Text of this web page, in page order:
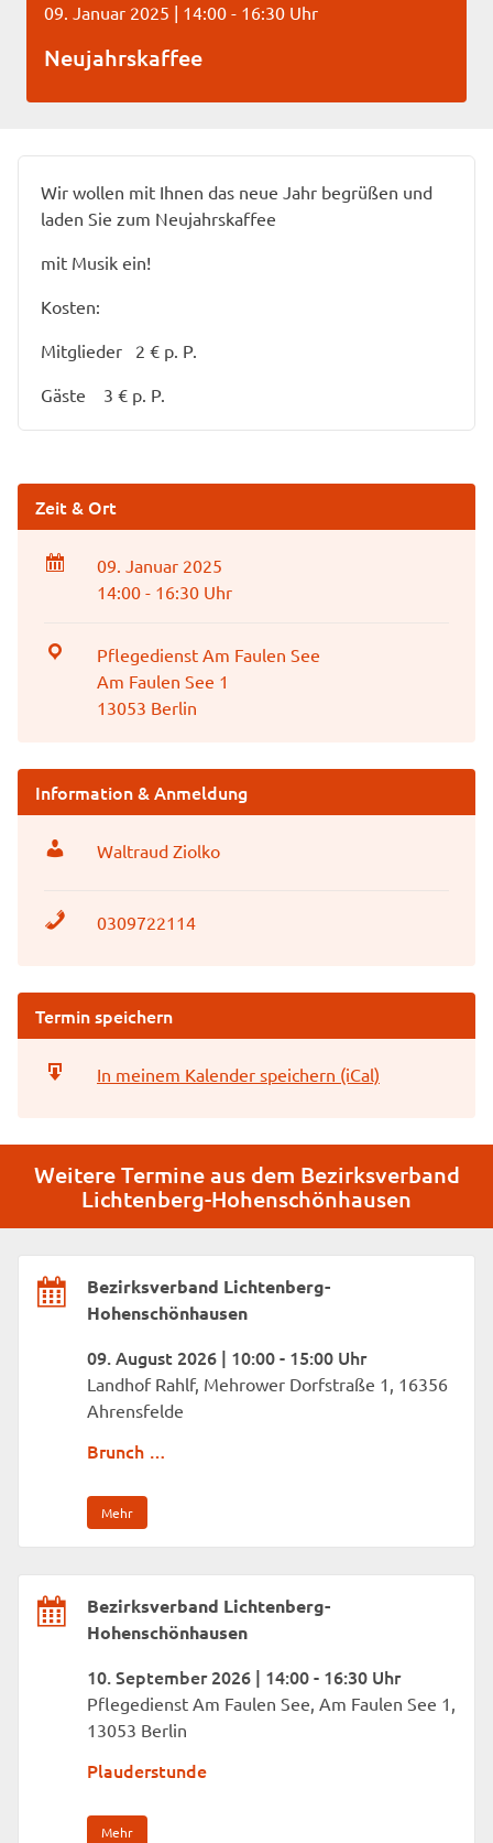
09. Januar 2025 | 14:00 - 16:30 Uhr
Neujahrskaffee
Wir wollen mit Ihnen das neue Jahr begrüßen und
laden Sie zum Neujahrskaffee
mit Musik ein!
Kosten:
Mitglieder 2 € p. P.
Gäste 3 € p. P.
Zeit & Ort
09. Januar 2025
14:00 - 16:30 Uhr
Pflegedienst Am Faulen See
Am Faulen See 1
13053 Berlin
Information & Anmeldung
Waltraud Ziolko
0309722114
Termin speichern
In meinem Kalender speichern (iCal)
Weitere Termine aus dem Bezirksverband
Lichtenberg-Hohenschönhausen
Bezirksverband Lichtenberg-
Hohenschönhausen
09. August 2026 | 10:00 - 15:00 Uhr
Landhof Rahlf, Mehrower Dorfstraße 1, 16356
Ahrensfelde
Brunch …
Mehr
Bezirksverband Lichtenberg-
Hohenschönhausen
10. September 2026 | 14:00 - 16:30 Uhr
Pflegedienst Am Faulen See, Am Faulen See 1,
13053 Berlin
Plauderstunde
Mehr